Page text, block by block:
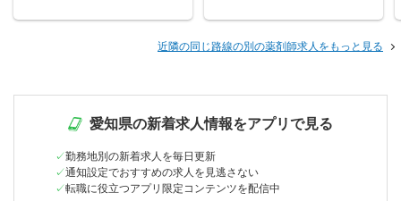
近隣の同じ路線の別の薬剤師求人をもっと見る
愛知県の新着求人情報をアプリで見る
勤務地別の新着求人を毎日更新
通知設定でおすすめの求人を見逃さない
転職に役立つアプリ限定コンテンツを配信中